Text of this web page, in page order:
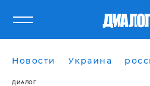
Новости Украина
ДИАЛОГ